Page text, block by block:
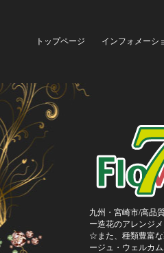
トップページ インフォメーシ
九州・宮崎市/高品
ー造花のアレンジ
☆また、種類豊富な
ージュ・ウェルカ